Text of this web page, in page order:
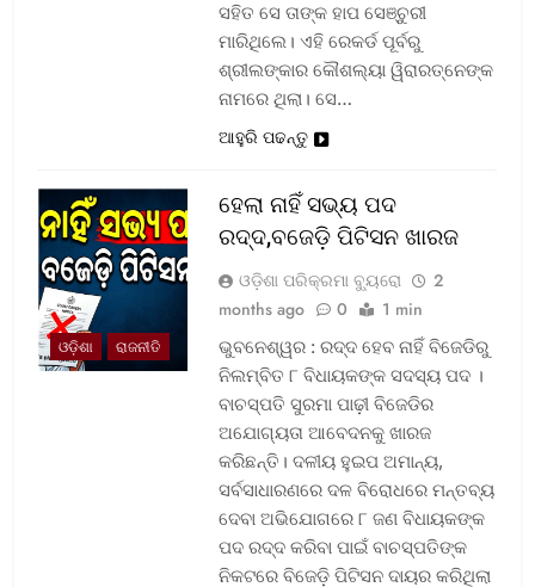
ସହିତ ସେ ତାଙ୍କ ହାପ ସେଞ୍ଚୁରୀ
ମାରିଥିଲେ। ଏହି ରେକର୍ଡ ପୂର୍ବରୁ
ଶ୍ରୀଲଙ୍କାର କୌଶଲ୍ୟା ୱିରାରତ୍ନେଙ୍କ
ନାମରେ ଥିଲା। ସେ…
ଆହୁରି ପଢନ୍ତୁ
ଓଡ଼ିଶା ରାଜନୀତି
ହେଲା ନାହିଁ ସଭ୍ୟ ପଦ
ରଦ୍ଦ,ବଜେଡ଼ି ପିଟିସନ ଖାରଜ
ଓଡ଼ିଶା ପରିକ୍ରମା ବ୍ୟୁରୋ
2
months ago
0 1 min
ଭୁବନେଶ୍ୱର : ରଦ୍ଦ ହେବ ନାହିଁ ବିଜେଡିରୁ
ନିଲମ୍ବିତ ୮ ବିଧାୟକଙ୍କ ସଦସ୍ୟ ପଦ ।
ବାଚସ୍ପତି ସୁରମା ପାଢ଼ୀ ବିଜେଡିର
ଅଯୋଗ୍ୟତା ଆବେଦନକୁ ଖାରଜ
କରିଛନ୍ତି। ଦଳୀୟ ହୁଇପ ଅମାନ୍ୟ,
ସର୍ବସାଧାରଣରେ ଦଳ ବିରୋଧରେ ମନ୍ତବ୍ୟ
ଦେବା ଅଭିଯୋଗରେ ୮ ଜଣ ବିଧାୟକଙ୍କ
ପଦ ରଦ୍ଦ କରିବା ପାଇଁ ବାଚସ୍ପତିଙ୍କ
ନିକଟରେ ବିଜେଡ଼ି ପିଟିସନ ଦାୟର କରିଥିଲା